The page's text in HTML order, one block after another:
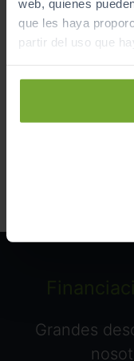
web, quienes
que les haya
partir del uso que
SEGURIDAD
Grandes